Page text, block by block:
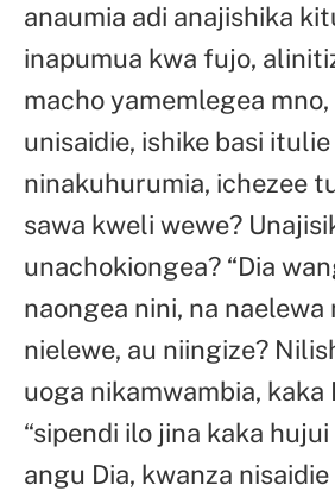
anaumia adi anajishika
inapumua kwa fujo,
macho yamemlegea mno,
unisaidie, ishike basi
ninakuhurumia, ichezee
sawa kweli wewe?
unachokiongea? “Dia
naongea nini, na naelewa
nielewe, au niingize?
uoga nikamwambia, kaka
“sipendi ilo jina kaka
angu Dia, kwanza